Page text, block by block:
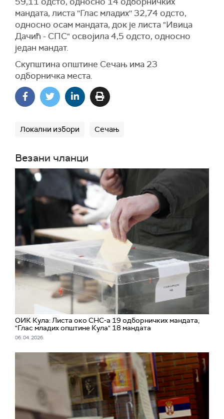
мандата, листа ''Глас младих'' 32,74 одсто,
односно осам мандата, док је листа "Ивица
Дачић - СПС" освојила 4,5 одсто, односно
један мандат.
Скупштина општине Сечањ има 23
одборничка места.
Локални избори Сечањ
Везани чланци
ОИК Кула: Листа око СНС-а 19 одборничких мандата,
"Глас младих општине Кула" 18 мандата
06. 04. 2026.